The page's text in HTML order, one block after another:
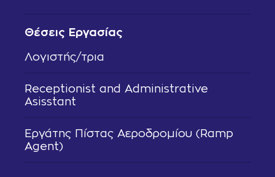
Θέσεις Εργασίας
Λογιστής/τρια
Receptionist and Administrative
Asisstant
Εργάτης Πίστας Αεροδρομίου (Ramp
Agent)